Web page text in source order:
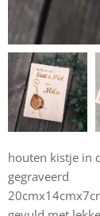
houten kistje in
gegraveerd